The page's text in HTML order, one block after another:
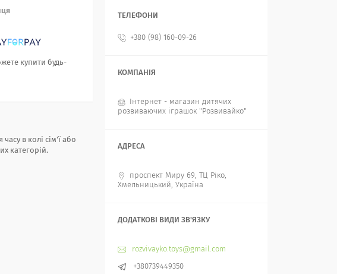
купити будь-
в колі сім'ї або
категорій.
+380 (98) 160-09-26
Інтернет - магазин дитячих
розвиваючих іграшок "Розвивайко"
проспект Миру 69, ТЦ Ріко,
Хмельницький, Україна
rozvivayko.toys@gmail.com
+380739449350